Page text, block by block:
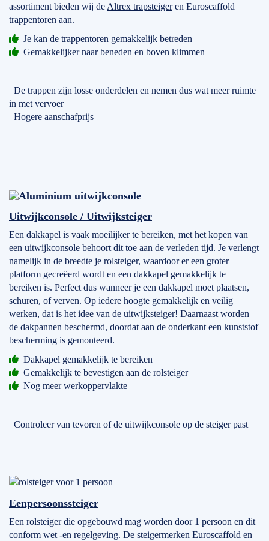
assortiment bieden wij de Altrex trapsteigeren Euroscaffold
trappentoren aan.
Je kan de trappentoren gemakkelijk betreden
Gemakkelijker naar beneden en boven klimmen
De trappen zijn losse onderdelen en nemen dus wat meer ruimte
in met vervoer
Hogere aanschafprijs
Uitwijkconsole / Uitwijksteiger
Een dakkapel is vaak moeilijker te bereiken, met het kopen van
een uitwijkconsole behoort dit toe aan de verleden tijd. Je verlengt
namelijk in de breedte je rolsteiger, waardoor er een groter
platform gecreëerd wordt en een dakkapel gemakkelijk te
bereiken is. Perfect dus wanneer je een dakkapel moet plaatsen,
schuren, of verven. Op iedere hoogte gemakkelijk en veilig
werken, dat is het idee van de uitwijksteiger! Daarnaast worden
de dakpannen beschermd, doordat aan de onderkant een kunststof
bescherming is gemonteerd.
Dakkapel gemakkelijk te bereiken
Gemakkelijk te bevestigen aan de rolsteiger
Nog meer werkoppervlakte
Controleer van tevoren of de uitwijkconsole op de steiger past
Eenpersoonssteiger
Een rolsteiger die opgebouwd mag worden door 1 persoon en dit
conform wet -en regelgeving. De steigermerken Euroscaffold en